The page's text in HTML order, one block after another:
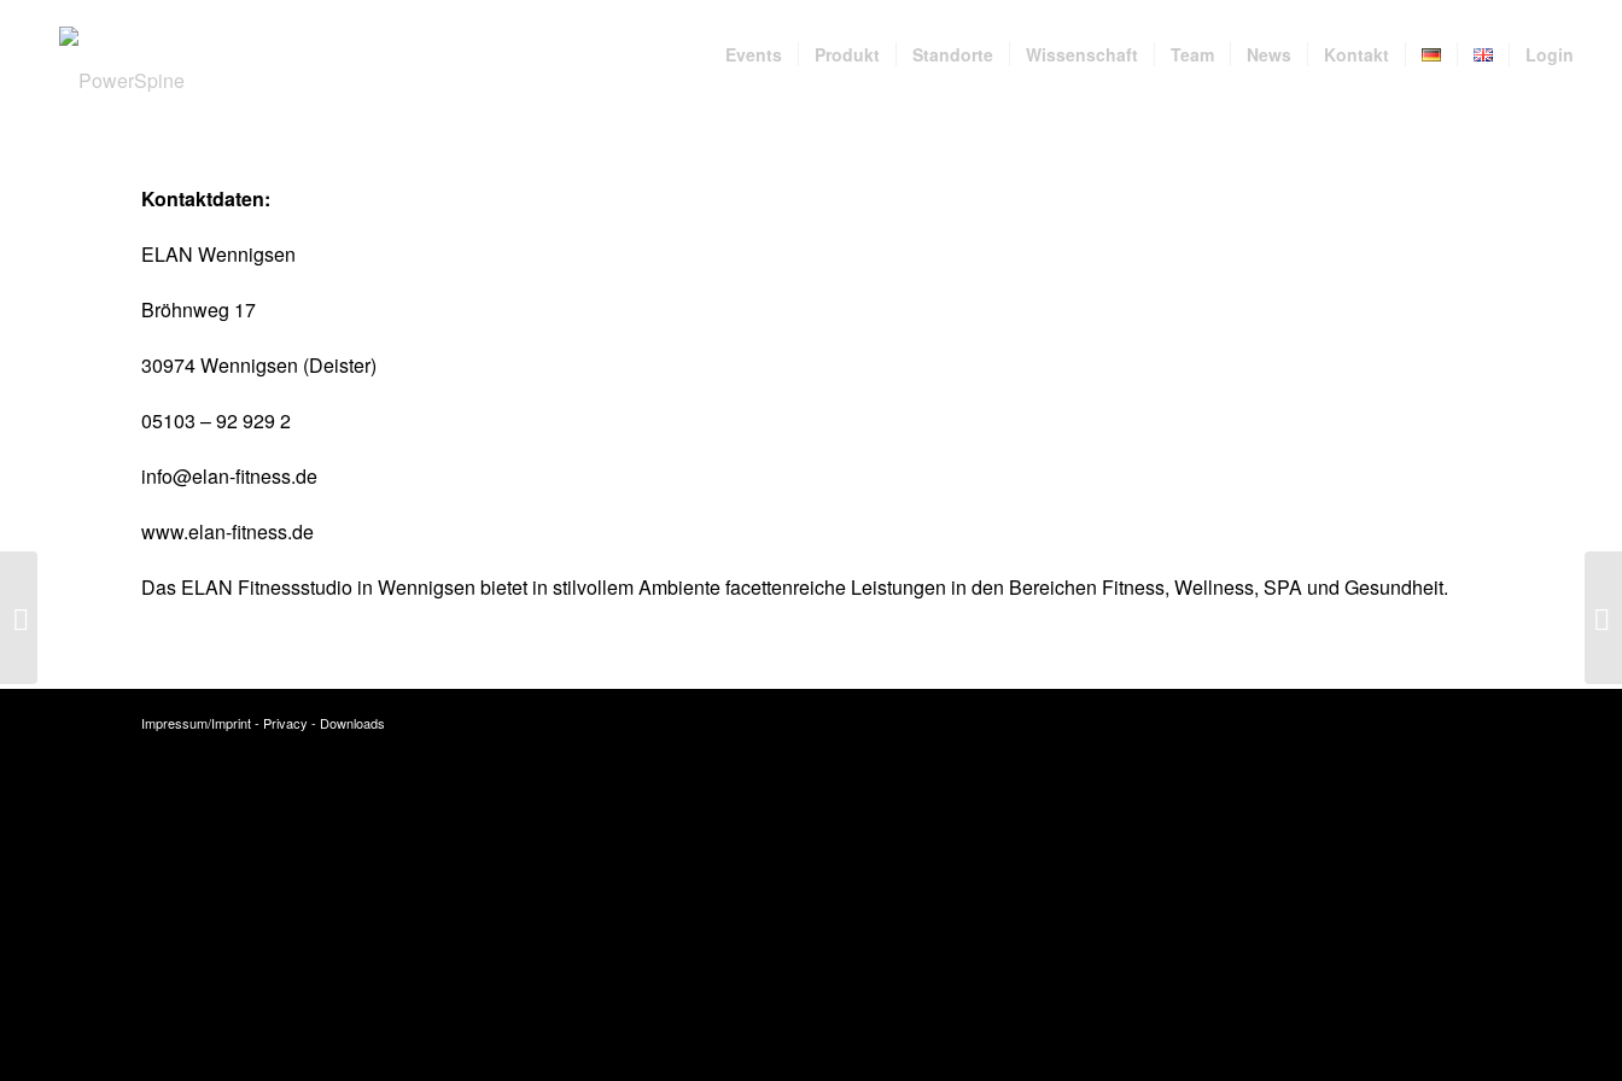
Events Produkt Standorte Wissenschaft Team News Kontakt Login
Kontaktdaten:
ELAN Wennigsen
Bröhnweg 17
30974 Wennigsen (Deister)
05103 – 92 929 2
info@elan-fitness.de
www.elan-fitness.de
Das ELAN Fitnessstudio in Wennigsen bietet in stilvollem Ambiente facettenreiche Leistungen in den Bereichen Fitness, Wellness, SPA und Gesundheit.
Impressum/Imprint- Privacy- Downloads